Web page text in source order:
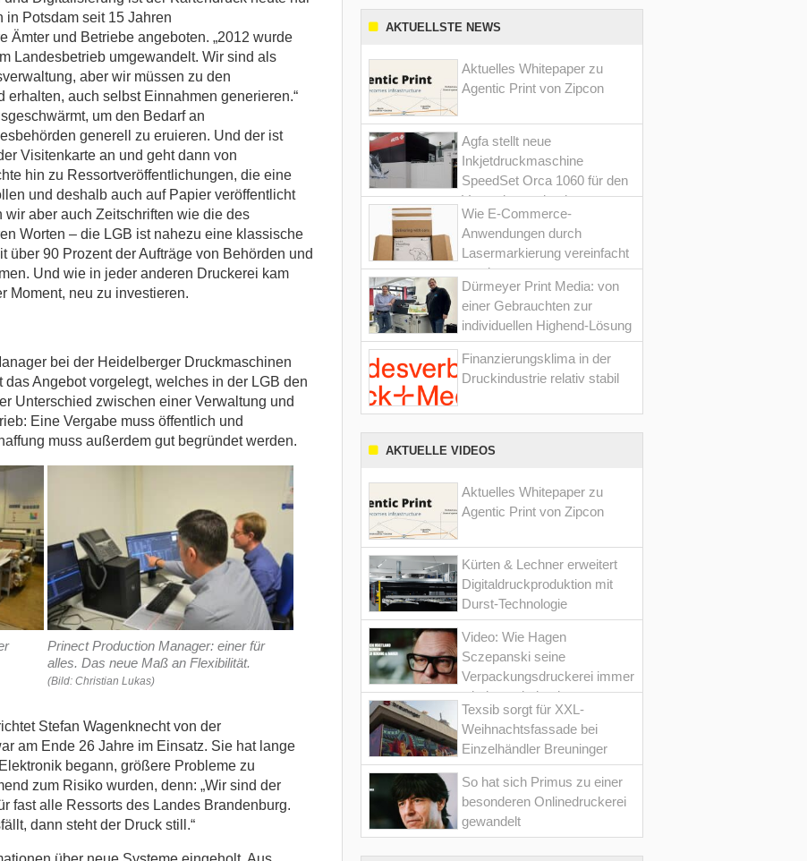
in Potsdam seit 15 Jahren
Ämter und Betriebe angeboten. „2012 wurde
Landesbetrieb umgewandelt. Wir sind als
aber wir müssen zu den
auch selbst Einnahmen generieren.“
um den Bedarf an
generell zu eruieren. Und der ist
Visitenkarte an und geht dann von
hin zu Ressortveröffentlichungen, die eine
und deshalb auch auf Papier veröffentlicht
aber auch Zeitschriften wie die des
Worten – die LGB ist nahezu eine klassische
über 90 Prozent der Aufträge von Behörden und
Und wie in jeder anderen Druckerei kam
Moment, neu zu investieren.
bei der Heidelberger Druckmaschinen
Angebot vorgelegt, welches in der LGB den
Unterschied zwischen einer Verwaltung und
Eine Vergabe muss öffentlich und
muss außerdem gut begründet werden.
Prinect Production Manager: einer für
alles. Das neue Maß an Flexibilität.
(Bild: Christian Lukas)
Stefan Wagenknecht von der
am Ende 26 Jahre im Einsatz. Sie hat lange
begann, größere Probleme zu
zum Risiko wurden, denn: „Wir sind der
fast alle Ressorts des Landes Brandenburg.
dann steht der Druck still.“
AKTUELLSTE NEWS
Aktuelles Whitepaper zu
Agentic Print von Zipcon
Agfa stellt neue
Inkjetdruckmaschine
SpeedSet Orca 1060 für den
Verpackungsdruck vor
Wie E-Commerce-
Anwendungen durch
Lasermarkierung vereinfacht
werden
Dürmeyer Print Media: von
einer Gebrauchten zur
individuellen Highend-Lösung
Finanzierungsklima in der
Druckindustrie relativ stabil
AKTUELLE VIDEOS
Aktuelles Whitepaper zu
Agentic Print von Zipcon
Kürten & Lechner erweitert
Digitaldruckproduktion mit
Durst-Technologie
Video: Wie Hagen
Sczepanski seine
Verpackungsdruckerei immer
wieder optimiert hat
Texsib sorgt für XXL-
Weihnachtsfassade bei
Einzelhändler Breuninger
So hat sich Primus zu einer
besonderen Onlinedruckerei
gewandelt